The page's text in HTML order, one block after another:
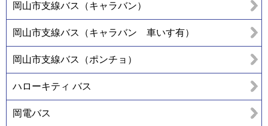
岡山市支線バス（キャラバン）
岡山市支線バス（キャラバン 車いす有）
岡山市支線バス（ポンチョ）
ハローキティ バス
岡電バス